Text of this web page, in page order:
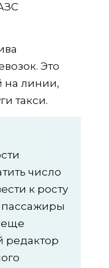
Это
на линии,
такси.
число
к росту
пассажиры
еще
редактор